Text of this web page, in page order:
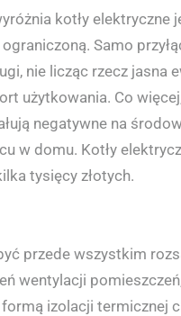
kotły elektryczne
Samo
nie licząc rzecz jasna
użytkowania. Co
negatywne na
w domu. Kotły
tysięcy złotych.
przede wszystkim
wentylacji
izolacji termicznej